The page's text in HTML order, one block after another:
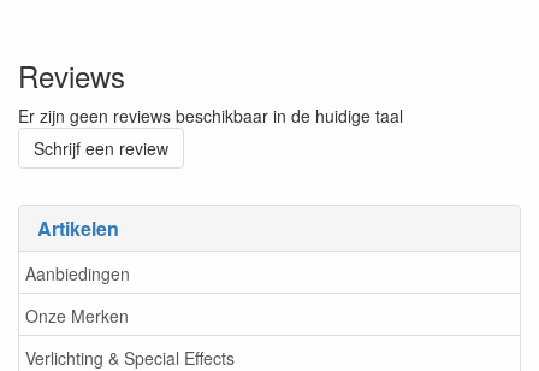
Artikelen
Aanbiedingen
Onze Merken
Verlichting & Special Effects
Reviews
Er zijn geen reviews beschikbaar in de huidige taal
Schrijf een review